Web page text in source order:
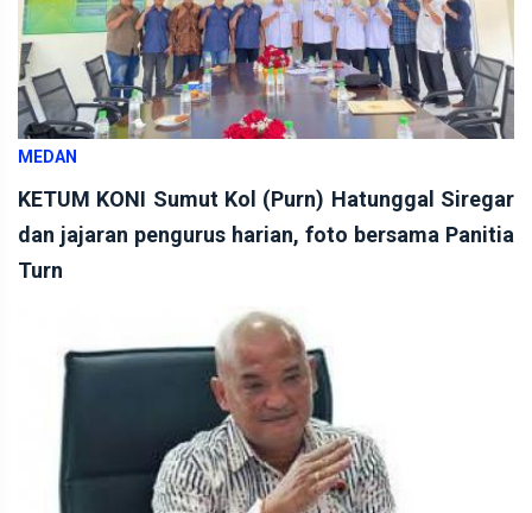
MEDAN
KETUM KONI Sumut Kol (Purn) Hatunggal Siregar
dan jajaran pengurus harian, foto bersama Panitia
Turn